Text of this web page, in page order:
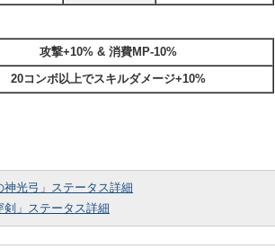
攻撃+10% & 消費MP-10%
20コンボ以上でスキルダメージ+10%
光弓」ステータス詳細
」ステータス詳細